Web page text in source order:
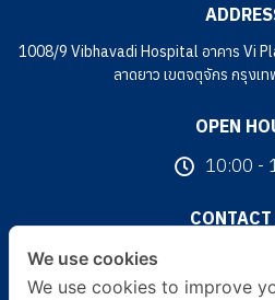
1008/9 Vibhavadi Hospital อาคาร Vi
ลาดยาว เขตจตุจักร กรุงเ
OPEN
10:00 -
We use cookies
We use cookies to improve